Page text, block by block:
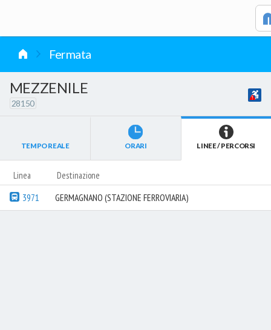
Fermata
MEZZENILE
28150
TEMPO REALE ORARI LINEE / PERCORSI
Linea Destinazione
3971 GERMAGNANO (STAZIONE FERROVIARIA)